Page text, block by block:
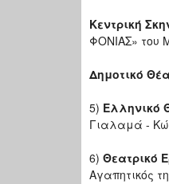
Κεντρική
ΦΟΝΙΑΣ» του
Δημοτικό
5) Ελληνικό
Γιαλαμά -
6) Θεατρικό
Αγαπητικός